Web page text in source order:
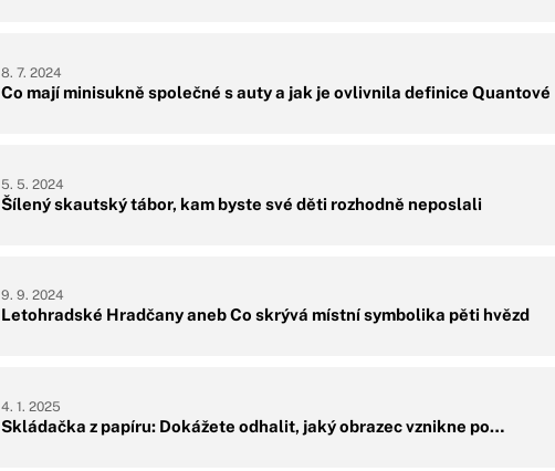
Co mají minisukně společné s auty a jak je ovlivnila definice Quantové
8. 7. 2024
Šílený skautský tábor, kam byste své děti rozhodně neposlali
5. 5. 2024
Letohradské Hradčany aneb Co skrývá místní symbolika pěti hvězd
9. 9. 2024
Skládačka z papíru: Dokážete odhalit, jaký obrazec vznikne po…
4. 1. 2025